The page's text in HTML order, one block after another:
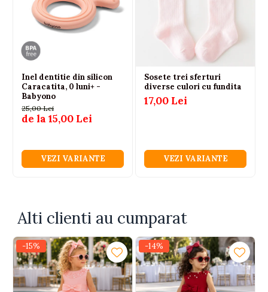
Brand: MYMIO
Spalare: maxim 30°C
Inel dentitie din silicon
Caracatita, 0 luni+ -
Babyono
25,00 Lei
de la 15,00 Lei
VEZI VARIANTE
Sosete trei sferturi
diverse culori cu fundita
17,00 Lei
VEZI VARIANTE
Alti clienti au cumparat
-15% -14%